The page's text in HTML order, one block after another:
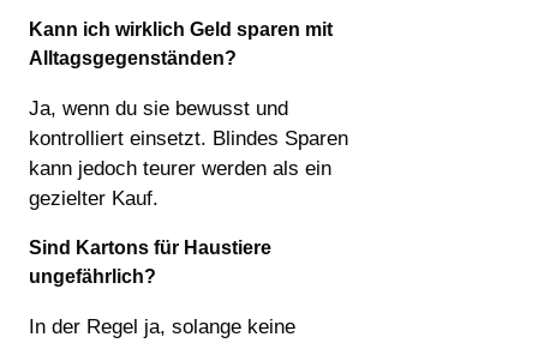
Kann ich wirklich Geld sparen mit
Alltagsgegenständen?
Ja, wenn du sie bewusst und
kontrolliert einsetzt. Blindes Sparen
kann jedoch teurer werden als ein
gezielter Kauf.
Sind Kartons für Haustiere
ungefährlich?
In der Regel ja, solange keine